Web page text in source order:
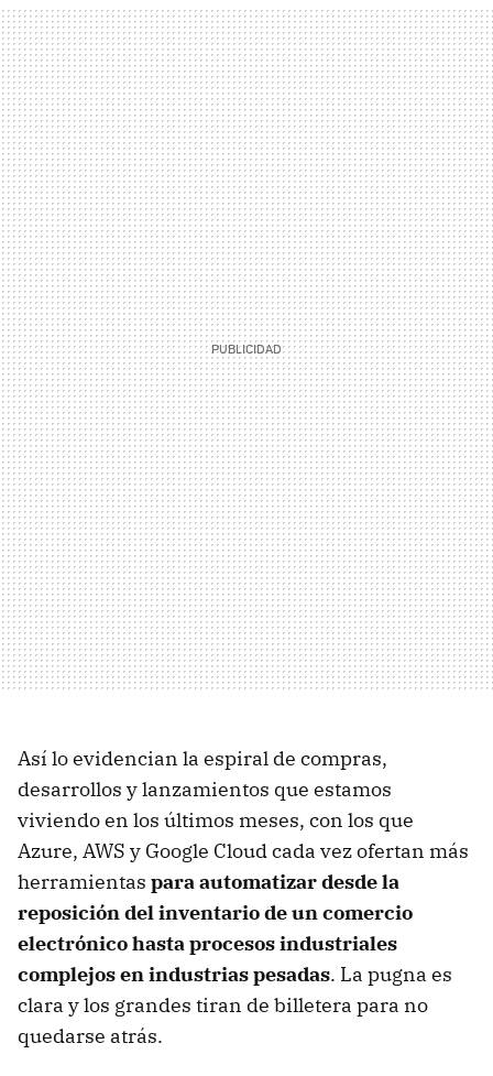
Así lo evidencian la espiral de compras,
desarrollos y lanzamientos que estamos
viviendo en los últimos meses, con los que
Azure, AWS y Google Cloud cada vez ofertan más
herramientas para automatizar desde la
reposición del inventario de un comercio
electrónico hasta procesos industriales
complejos en industrias pesadas. La pugna es
clara y los grandes tiran de billetera para no
quedarse atrás.